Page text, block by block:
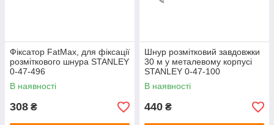
Фіксатор FatMax, для фіксації
розміткового шнура STANLEY
0-47-496
В наявності
308 ₴
Шнур розмітковий завдовжки
30 м у металевому корпусі
STANLEY 0-47-100
В наявності
440 ₴